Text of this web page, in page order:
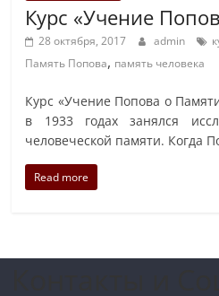
Курс «Учение
28 октября, 2017 admin
Память Попова, память человека
Курс «Учение Попова о
в 1933 годах занялся
человеческой памяти. Когда
Read more